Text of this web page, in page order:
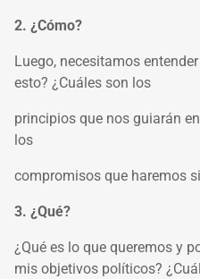
2. ¿Cómo?
Luego, necesitamos
esto? ¿Cuáles son los
principios que nos guiarán
los
compromisos que haremos
3. ¿Qué?
¿Qué es lo que queremos y
mis objetivos políticos?